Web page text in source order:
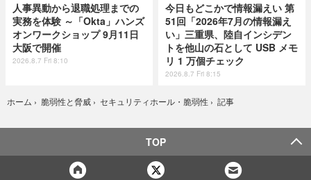
人事異動から退職処理までの
実務を体験 ～「Okta」ハンズ
オンワークショップ 9月11日
大阪で開催
2026.8.7 Fri 8:10
今日もどこかで情報漏えい 第
51回「2026年7月の情報漏え
い」三重県、陸自インシデン
トを他山の石として USB メモ
リ 1 万個チェック
2026.8.7 Fri 8:15
ホーム › 脆弱性と脅威 › セキュリティホール・脆弱性 › 記事
TOP